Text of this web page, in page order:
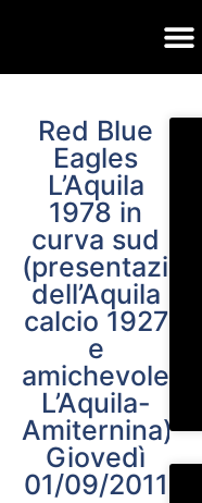
Red Blue
Eagles
L’Aquila
1978 in
curva sud
(presentazione
dell’Aquila
calcio 1927
e
amichevole
L’Aquila-
Amiternina)
Giovedì
01/09/2011